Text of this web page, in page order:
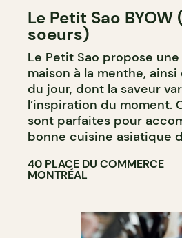
COMPTOIR
Le Petit Sao BYOW
soeurs)
Le Petit Sao propose
maison à la menthe, ainsi
du jour, dont la saveur
l’inspiration du moment.
sont parfaites pour
bonne cuisine asiatique
40 PLACE DU COMMERCE
MONTRÉAL